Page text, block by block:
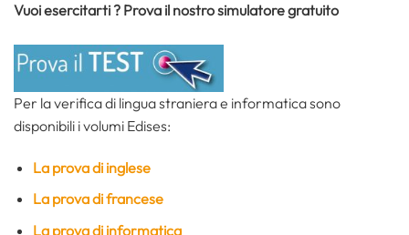
Vuoi esercitarti ? Prova il nostro simulatore gratuito
Per la verifica di lingua straniera e informatica sono
disponibili i volumi Edises:
La prova di inglese
La prova di francese
La prova di informatica